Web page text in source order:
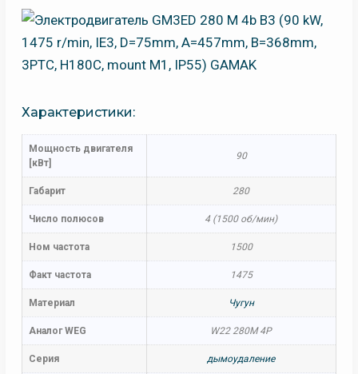
Характеристики:
Мощность двигателя
[кВт]
90
Габарит 280
Число полюсов 4 (1500 об/мин)
Ном частота 1500
Факт частота 1475
Материал Чугун
Аналог WEG W22 280M 4P
Серия дымоудаление